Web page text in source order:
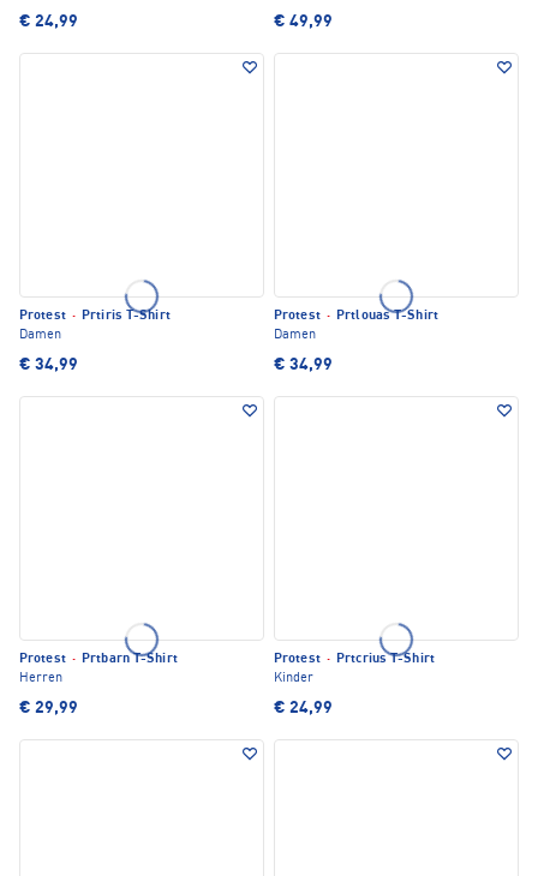
€ 24,99 € 49,99
Protest · Prtiris T-Shirt
Damen
€ 34,99
Protest · Prtlouas T-Shirt
Damen
€ 34,99
Protest · Prtbarn T-Shirt
Herren
€ 29,99
Protest · Prtcrius T-Shirt
Kinder
€ 24,99